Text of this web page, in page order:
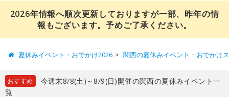
2026年情報へ順次更新しておりますが一部、昨年の情
報もございます。予めご了承ください。
夏休みイベント・おでかけ2026 関西の夏休みイベント・おでかけ
おすすめ
今週末8/8(土)～8/9(日)開催の関西の夏休みイベント一
覧